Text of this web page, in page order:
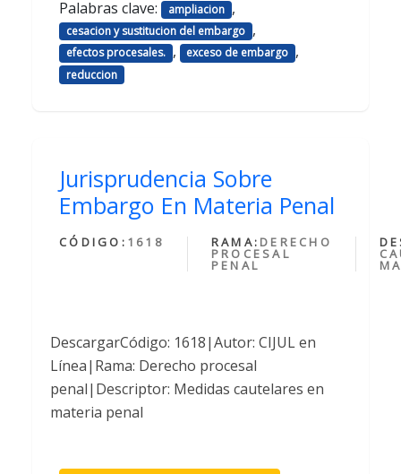
Palabras clave: ampliacion ,
cesacion y sustitucion del embargo ,
efectos procesales. , exceso de embargo ,
reduccion
Jurisprudencia Sobre
Embargo En Materia Penal
CÓDIGO: 1618 RAMA: DERECHO
PROCESAL
PENAL
DescargarCódigo: 1618|Autor: CIJUL en
Línea|Rama: Derecho procesal
penal|Descriptor: Medidas cautelares en
materia penal